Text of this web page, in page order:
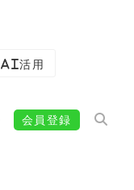
AI活用
会員登録